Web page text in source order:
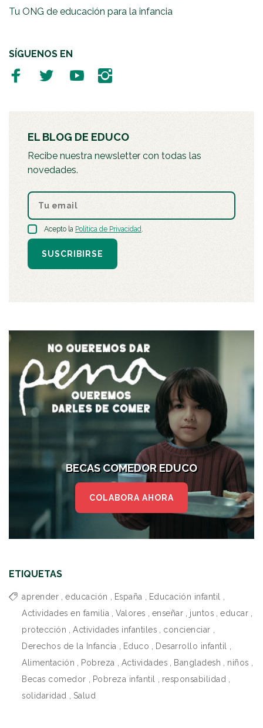
Tu ONG de educación para la infancia
SÍGUENOS EN
EL BLOG DE EDUCO
Recibe nuestra newsletter con todas las
novedades.
Acepto la Política de Privacidad.
SUSCRIBIRSE
BECAS COMEDOR EDUCO
COLABORA AHORA
ETIQUETAS
aprender educación España Educación infantil
Actividades en familia
Valores enseñar juntos educar
protección
Actividades infantiles concienciar
Derechos de la Infancia
Educo Desarrollo infantil
Alimentación
Pobreza Actividades Bangladesh niños
Becas comedor
Pobreza infantil responsabilidad
solidaridad
Salud